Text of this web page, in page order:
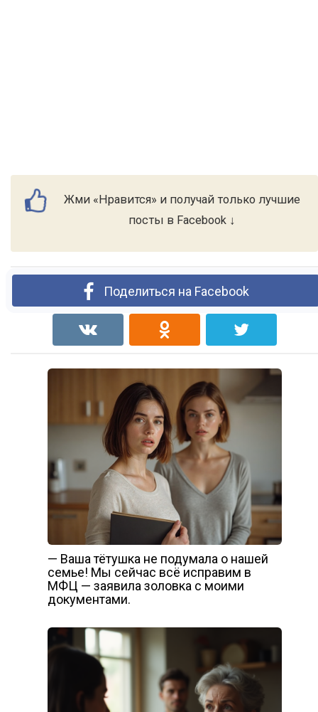
Жми «Нравится» и получай только лучшие
посты в Facebook ↓
Поделиться на Facebook
— Ваша тётушка не подумала о нашей
семье! Мы сейчас всё исправим в
МФЦ — заявила золовка с моими
документами.